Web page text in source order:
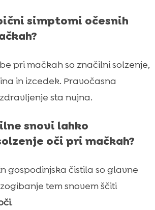
simptomi očesnih
pri mačkah so značilni solzenje,
in izcedek. Pravočasna
sta nujna.
snovi lahko
oči pri mačkah?
gospodinjska čistila so glavne
tem snovem ščiti
.